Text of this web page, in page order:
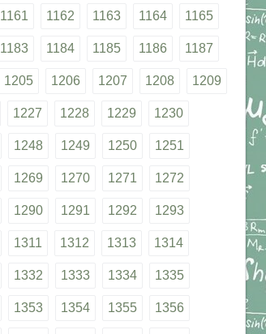
1161 1162 1163 1164 1165
1183 1184 1185 1186 1187
1205 1206 1207 1208 1209
1227 1228 1229 1230
1248 1249 1250 1251
1269 1270 1271 1272
1290 1291 1292 1293
1311 1312 1313 1314
1332 1333 1334 1335
1353 1354 1355 1356